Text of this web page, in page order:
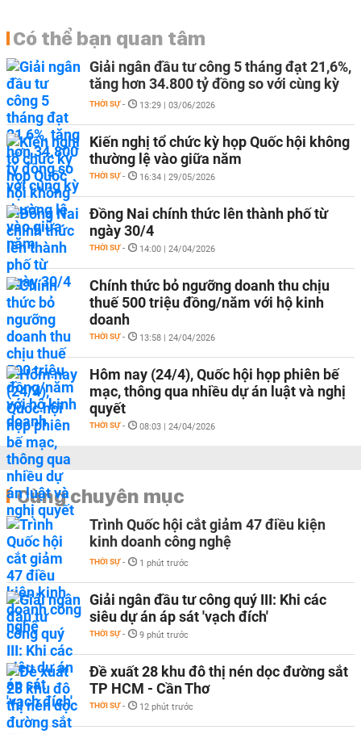
Có thể bạn quan tâm
Giải ngân đầu tư công 5 tháng đạt 21,6%,
tăng hơn 34.800 tỷ đồng so với cùng kỳ
THỜI SỰ - 13:29 | 03/06/2026
Kiến nghị tổ chức kỳ họp Quốc hội không
thường lệ vào giữa năm
THỜI SỰ - 16:34 | 29/05/2026
Đồng Nai chính thức lên thành phố từ
ngày 30/4
THỜI SỰ - 14:00 | 24/04/2026
Chính thức bỏ ngưỡng doanh thu chịu
thuế 500 triệu đồng/năm với hộ kinh
doanh
THỜI SỰ - 13:58 | 24/04/2026
Hôm nay (24/4), Quốc hội họp phiên bế
mạc, thông qua nhiều dự án luật và nghị
quyết
THỜI SỰ - 08:03 | 24/04/2026
Cùng chuyên mục
Trình Quốc hội cắt giảm 47 điều kiện
kinh doanh công nghệ
THỜI SỰ - 1 phút trước
Giải ngân đầu tư công quý III: Khi các
siêu dự án áp sát 'vạch đích'
THỜI SỰ - 9 phút trước
Đề xuất 28 khu đô thị nén dọc đường sắt
TP HCM - Cần Thơ
THỜI SỰ - 12 phút trước